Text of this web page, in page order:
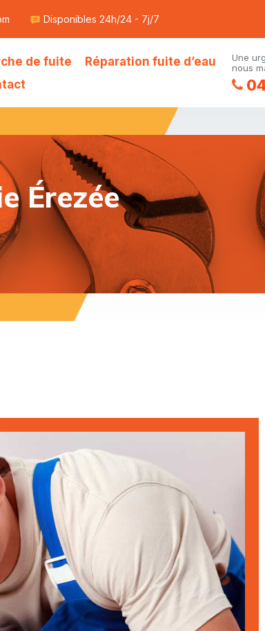
Disponibles 24h/24 - 7j/7
de fuite
Réparation fuite d’eau
Une
nous
Érezée